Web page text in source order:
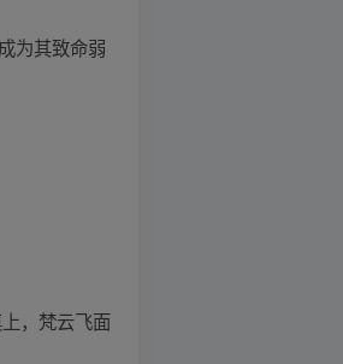
为其致命弱
，梵云飞面